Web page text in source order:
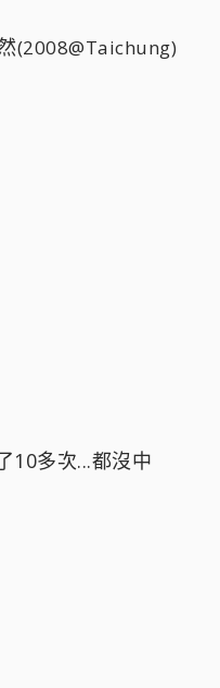
(2008@Taichung)
10多次...都沒中